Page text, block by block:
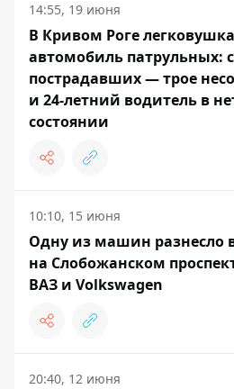
14:55, 19 июня
В Кривом Роге
автомобиль патрульных:
пострадавших — трое
и 24-летний водитель в
состоянии
10:10, 15 июня
Одну из машин разнесло
на Слобожанском
ВАЗ и Volkswagen
20:40, 12 июня